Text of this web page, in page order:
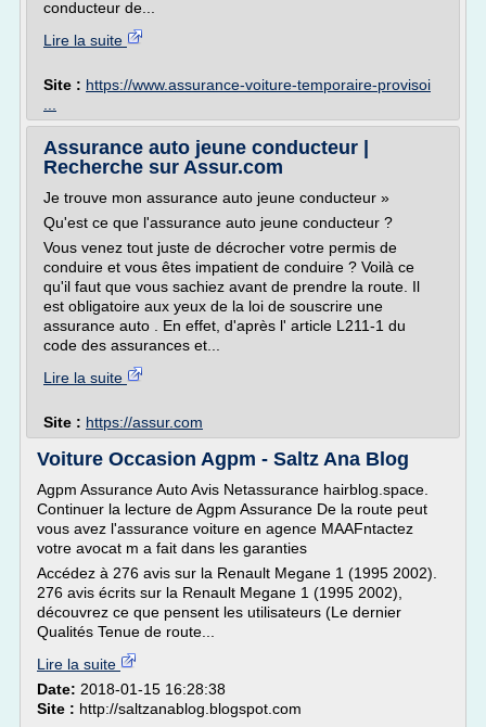
conducteur de...
Lire la suite
Site : https://www.assurance-voiture-temporaire-provisoi
Assurance auto jeune conducteur |
Recherche sur Assur.com
Je trouve mon assurance auto jeune conducteur »
Qu'est ce que l'assurance auto jeune conducteur ?
Vous venez tout juste de décrocher votre permis de
conduire et vous êtes impatient de conduire ? Voilà ce
qu'il faut que vous sachiez avant de prendre la route. Il
est obligatoire aux yeux de la loi de souscrire une
assurance auto . En effet, d'après l' article L211-1 du
code des assurances et...
Lire la suite
Site : https://assur.com
Voiture Occasion Agpm - Saltz Ana Blog
Agpm Assurance Auto Avis Netassurance hairblog.space.
Continuer la lecture de Agpm Assurance De la route peut
vous avez l'assurance voiture en agence MAAFntactez
votre avocat m a fait dans les garanties
Accédez à 276 avis sur la Renault Megane 1 (1995 2002).
276 avis écrits sur la Renault Megane 1 (1995 2002),
découvrez ce que pensent les utilisateurs (Le dernier
Qualités Tenue de route...
Lire la suite
Date: 2018-01-15 16:28:38
Site : http://saltzanablog.blogspot.com